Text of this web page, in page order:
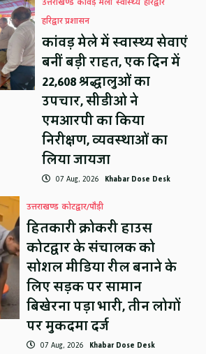
हरिद्वार प्रशासन
कांवड़ मेले में स्वास्थ्य सेवाएं
बनीं बड़ी राहत, एक दिन में
22,608 श्रद्धालुओं का
उपचार, सीडीओ ने
एमआरपी का किया
निरीक्षण, व्यवस्थाओं का
लिया जायजा
07 Aug, 2026 Khabar Dose Desk
उत्तराखण्ड कोटद्वार/पौड़ी
हितकारी क्रोकरी हाउस
कोटद्वार के संचालक को
सोशल मीडिया रील बनाने के
लिए सड़क पर सामान
बिखेरना पड़ा भारी, तीन लोगों
पर मुकदमा दर्ज
07 Aug, 2026 Khabar Dose Desk